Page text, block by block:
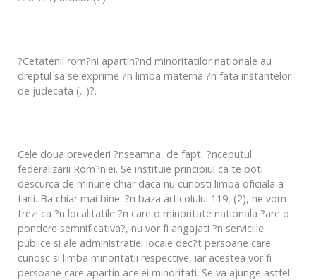
?Cetatenii rom?ni apartin?nd minoritatilor nationale au
dreptul sa se exprime ?n limba materna ?n fata instantelor
de judecata (...)?.
Cele doua prevederi ?nseamna, de fapt, ?nceputul
federalizarii Rom?niei. Se instituie principiul ca te poti
descurca de minune chiar daca nu cunosti limba oficiala a
tarii. Ba chiar mai bine. ?n baza articolului 119, (2), ne vom
trezi ca ?n localitatile ?n care o minoritate nationala ?are o
pondere semnificativa?, nu vor fi angajati ?n serviciile
publice si ale administratiei locale dec?t persoane care
cunosc si limba minoritatii respective, iar acestea vor fi
persoane care apartin acelei minoritati. Se va ajunge astfel